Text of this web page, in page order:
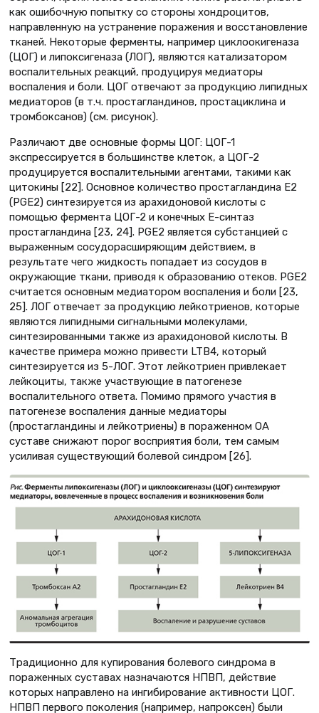
как ошибочную попытку со стороны хондроцитов,
направленную на устранение поражения и восстановление
тканей. Некоторые ферменты, например циклоокигеназа
(ЦОГ) и липоксигеназа (ЛОГ), являются катализатором
воспалительных реакций, продуцируя медиаторы
воспаления и боли. ЦОГ отвечают за продукцию липидных
медиаторов (в т.ч. простагландинов, простациклина и
тромбоксанов) (см. рисунок).
Различают две основные формы ЦОГ: ЦОГ-1
экспрессируется в большинстве клеток, а ЦОГ-2
продуцируется воспалительными агентами, такими как
цитокины [22]. Основное количество простагландина Е2
(PGE2) синтезируется из арахидоновой кислоты с
помощью фермента ЦОГ-2 и конечных Е-синтаз
простагландина [23, 24]. PGE2 является субстанцией с
выраженным сосудорасширяющим действием, в
результате чего жидкость попадает из сосудов в
окружающие ткани, приводя к образованию отеков. PGE2
считается основным медиатором воспаления и боли [23,
25]. ЛОГ отвечает за продукцию лейкотриенов, которые
являются липидными сигнальными молекулами,
синтезированными также из арахидоновой кислоты. В
качестве примера можно привести LTB4, который
синтезируется из 5-ЛОГ. Этот лейкотриен привлекает
лейкоциты, также участвующие в патогенезе
воспалительного ответа. Помимо прямого участия в
патогенезе воспаления данные медиаторы
(простагландины и лейкотриены) в пораженном ОА
суставе снижают порог восприятия боли, тем самым
усиливая существующий болевой синдром [26].
Традиционно для купирования болевого синдрома в
пораженных суставах назначаются НПВП, действие
которых направлено на ингибирование активности ЦОГ.
НПВП первого поколения (например, напроксен) были